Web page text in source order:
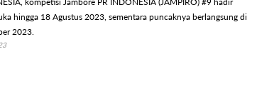
hingga 18 Agustus 2023, sementara puncaknya berlangsung di
2023.